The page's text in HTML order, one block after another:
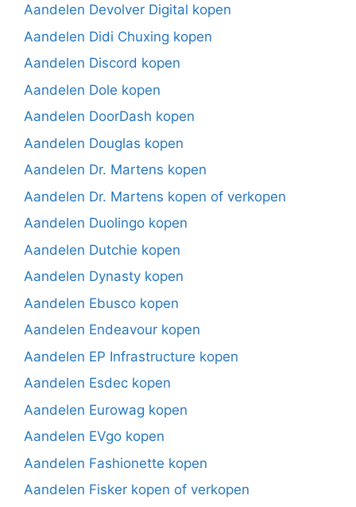
Aandelen Devolver Digital kopen
Aandelen Didi Chuxing kopen
Aandelen Discord kopen
Aandelen Dole kopen
Aandelen DoorDash kopen
Aandelen Douglas kopen
Aandelen Dr. Martens kopen
Aandelen Dr. Martens kopen of verkopen
Aandelen Duolingo kopen
Aandelen Dutchie kopen
Aandelen Dynasty kopen
Aandelen Ebusco kopen
Aandelen Endeavour kopen
Aandelen EP Infrastructure kopen
Aandelen Esdec kopen
Aandelen Eurowag kopen
Aandelen EVgo kopen
Aandelen Fashionette kopen
Aandelen Fisker kopen of verkopen